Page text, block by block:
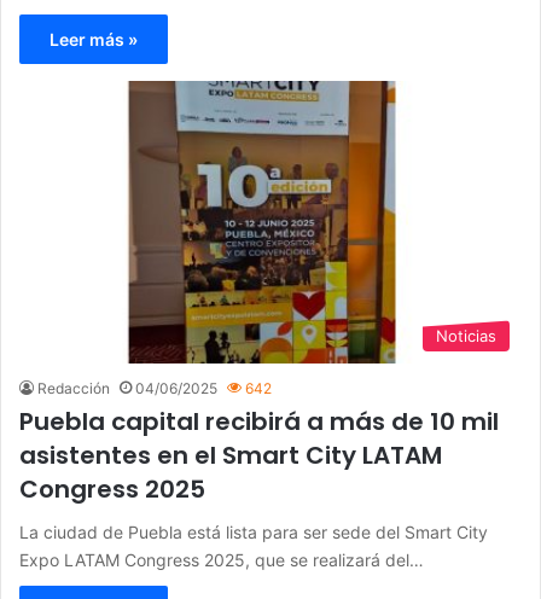
Leer más »
Noticias
Redacción 04/06/2025 642
Puebla capital recibirá a más de 10 mil
asistentes en el Smart City LATAM
Congress 2025
La ciudad de Puebla está lista para ser sede del Smart City
Expo LATAM Congress 2025, que se realizará del…